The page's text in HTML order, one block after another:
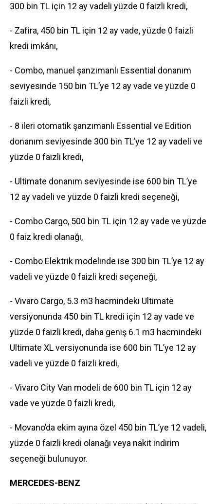
300 bin TL için 12 ay vadeli yüzde 0 faizli kredi,
- Zafira, 450 bin TL için 12 ay vade, yüzde 0 faizli
kredi imkânı,
- Combo, manuel şanzımanlı Essential donanım
seviyesinde 150 bin TL’ye 12 ay vade ve yüzde 0
faizli kredi,
- 8 ileri otomatik şanzımanlı Essential ve Edition
donanım seviyesinde 300 bin TL’ye 12 ay vadeli ve
yüzde 0 faizli kredi,
- Ultimate donanım seviyesinde ise 600 bin TL’ye
12 ay vadeli ve yüzde 0 faizli kredi seçeneği,
- Combo Cargo, 500 bin TL için 12 ay vade ve yüzde
0 faiz kredi olanağı,
- Combo Elektrik modelinde ise 300 bin TL’ye 12 ay
vadeli ve yüzde 0 faizli kredi seçeneği,
- Vivaro Cargo, 5.3 m3 hacmindeki Ultimate
versiyonunda 450 bin TL kredi için 12 ay vade ve
yüzde 0 faizli kredi, daha geniş 6.1 m3 hacmindeki
Ultimate XL versiyonunda ise 600 bin TL’ye 12 ay
vadeli ve yüzde 0 faizli kredi,
- Vivaro City Van modeli de 600 bin TL için 12 ay
vade ve yüzde 0 faizli kredi,
- Movano’da ekim ayına özel 450 bin TL’ye 12 vadeli,
yüzde 0 faizli kredi olanağı veya nakit indirim
seçeneği bulunuyor.
MERCEDES-BENZ